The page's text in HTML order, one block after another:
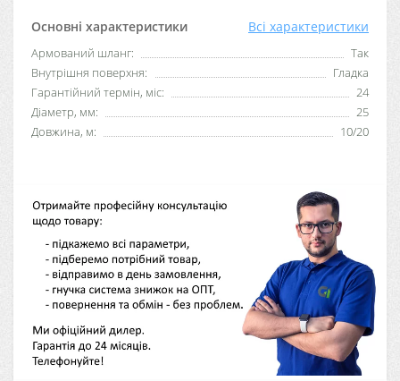
Основні характеристики Всі характеристики
Армований шланг:
Так
Внутрішня поверхня:
Гладка
Гарантійний термін, міс:
24
Діаметр, мм:
25
Довжина, м:
10/20